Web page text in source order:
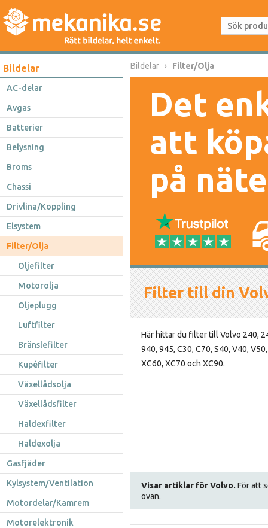
Bildelar
AC-delar
Avgas
Batterier
Belysning
Broms
Chassi
Drivlina/Koppling
Elsystem
Filter/Olja
Oljefilter
Motorolja
Oljeplugg
Luftfilter
Bränslefilter
Kupéfilter
Växellådsolja
Växellådsfilter
Haldexfilter
Haldexolja
Gasfjäder
Kylsystem/Ventilation
Motordelar/Kamrem
Motorelektronik
Bildelar Filter/Olja
Det
att
på
Filter till din
Här hittar du filter till Volvo 240,
940, 945, C30, C70, S40, V40,
XC60, XC70 och XC90.
Visar artiklar för Volvo. För att
ovan.